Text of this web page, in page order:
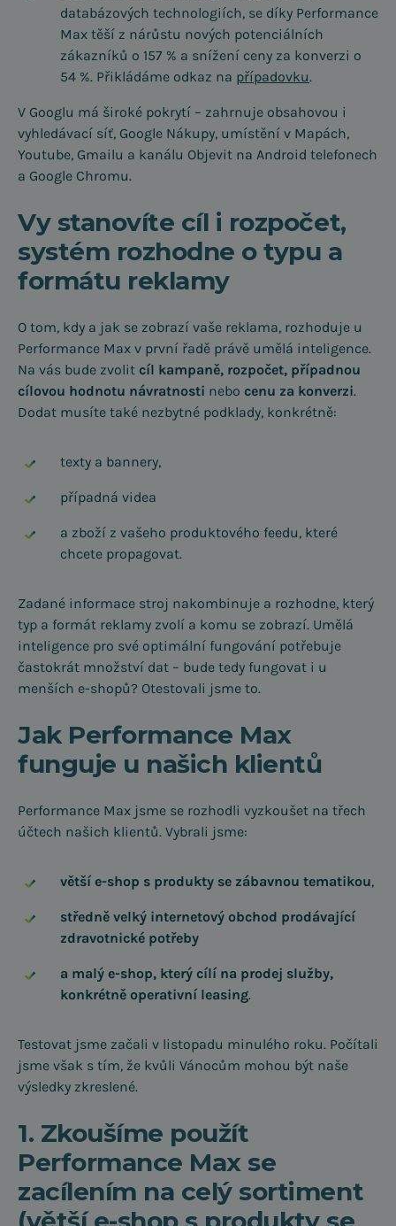
databázových technologiích, se díky Performance
Max těší z nárůstu nových potenciálních
zákazníků o 157 % a snížení ceny za konverzi o
54 %. Přikládáme odkaz na případovku.
V Googlu má široké pokrytí – zahrnuje obsahovou i
vyhledávací síť, Google Nákupy, umístění v Mapách,
Youtube, Gmailu a kanálu Objevit na Android telefonech
a Google Chromu.
Vy stanovíte cíl i rozpočet,
systém rozhodne o typu a
formátu reklamy
O tom, kdy a jak se zobrazí vaše reklama, rozhoduje u
Performance Max v první řadě právě umělá inteligence.
Na vás bude zvolit cíl kampaně, rozpočet, případnou
cílovou hodnotu návratnosti nebo cenu za konverzi.
Dodat musíte také nezbytné podklady, konkrétně:
texty a bannery,
případná videa
a zboží z vašeho produktového feedu, které
chcete propagovat.
Zadané informace stroj nakombinuje a rozhodne, který
typ a formát reklamy zvolí a komu se zobrazí. Umělá
inteligence pro své optimální fungování potřebuje
častokrát množství dat – bude tedy fungovat i u
menších e-shopů? Otestovali jsme to.
Jak Performance Max
funguje u našich klientů
Performance Max jsme se rozhodli vyzkoušet na třech
účtech našich klientů. Vybrali jsme:
větší e-shop s produkty se zábavnou tematikou,
středně velký internetový obchod prodávající
zdravotnické potřeby
a malý e-shop, který cílí na prodej služby,
konkrétně operativní leasing.
Testovat jsme začali v listopadu minulého roku. Počítali
jsme však s tím, že kvůli Vánocům mohou být naše
výsledky zkreslené.
1. Zkoušíme použít
Performance Max se
zacílením na celý sortiment